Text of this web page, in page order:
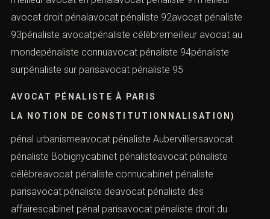
MEILLEUR AVOCAT DROIT PÉNAL PARIS
(LA NOTION DE CONSTITUTIONNALISATION)
meilleur avocat en pénalavocat pénaliste 91meilleur
avocat droit pénalavocat pénaliste 92avocat pénaliste
surpénaliste sur parisavocat pénaliste 95
AVOCAT PÉNALISTE À PARIS
LA NOTION DE CONSTITUTIONNALISATION)
pénal urbanismeavocat pénaliste Aubervilliersavocat